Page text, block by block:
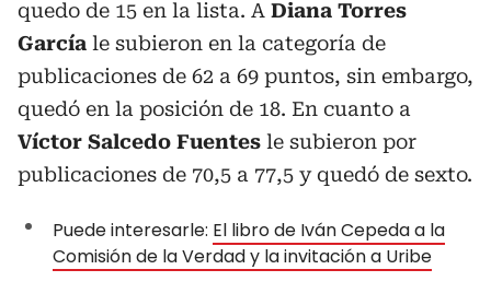
quedo de 15 en la lista. A Diana Torres
García le subieron en la categoría de
publicaciones de 62 a 69 puntos, sin embargo,
quedó en la posición de 18. En cuanto a
Víctor Salcedo Fuentes le subieron por
publicaciones de 70,5 a 77,5 y quedó de sexto.
Puede interesarle: El libro de Iván Cepeda a la
Comisión de la Verdad y la invitación a Uribe